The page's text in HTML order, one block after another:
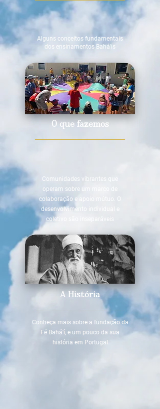
Alguns conceitos fundamentais
dos ensinamentos Bahá'ís
O que fazemos
Comunidades vibrantes que
operam sobre um marco de
colaboração e apoio mútuo. O
desenvolvimento individual e
coletivo são inseparáveis
A História
Conheça mais sobre a fundação da
Fé Bahá'í, e um pouco da sua
história em Portugal